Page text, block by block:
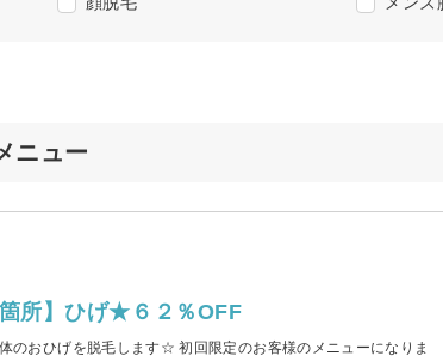
ニュー
箇所】ひげ★６２％OFF
のおひげを脱毛します☆ 初回限定のお客様のメニューになりま